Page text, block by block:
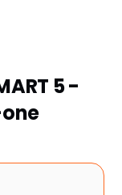
5 -